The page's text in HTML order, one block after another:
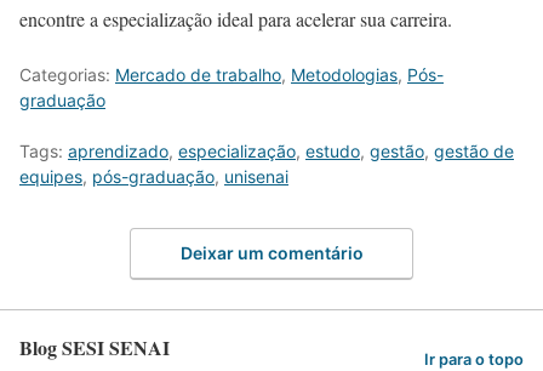
encontre a especialização ideal para acelerar sua carreira.
Categorias: Mercado de trabalho, Metodologias, Pós-
graduação
Tags: aprendizado, especialização, estudo, gestão, gestão de
equipes, pós-graduação, unisenai
Deixar um comentário
Blog SESI SENAI Ir para o topo